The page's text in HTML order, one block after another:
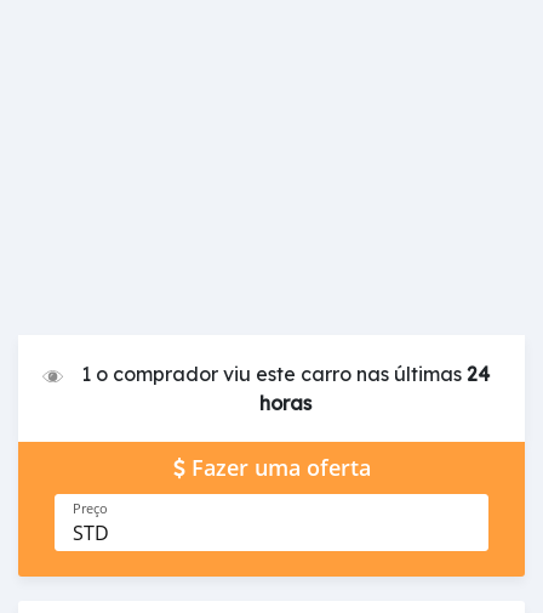
1 o comprador viu este carro nas últimas24
horas
Fazer uma oferta
Preço
STD